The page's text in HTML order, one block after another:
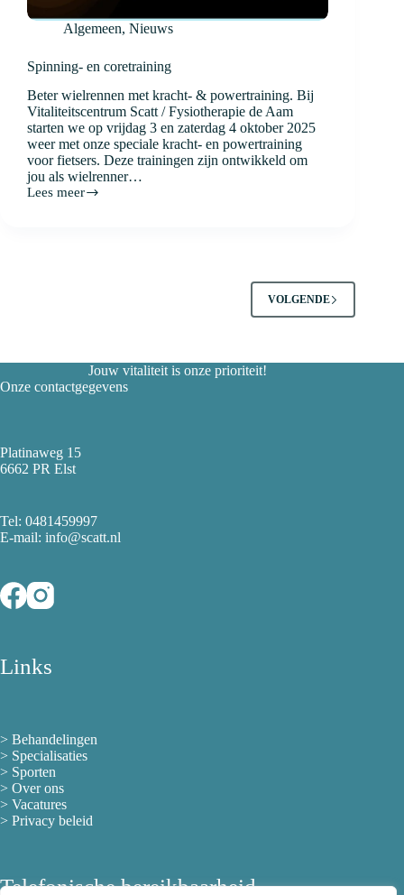
Algemeen, Nieuws
Spinning- en coretraining
Beter wielrennen met kracht- & powertraining. Bij
Vitaliteitscentrum Scatt / Fysiotherapie de Aam
starten we op vrijdag 3 en zaterdag 4 oktober 2025
weer met onze speciale kracht- en powertraining
voor fietsers. Deze trainingen zijn ontwikkeld om
jou als wielrenner…
Lees meer
Spinning-
VOLGENDE
Jouw vitaliteit is onze prioriteit!
Onze contactgegevens
Platinaweg 15
6662 PR Elst
Tel: 0481459997
E-mail: info@scatt.nl
Links
> Behandelingen
> Specialisaties
> Sporten
> Over ons
> Vacatures
> Privacy beleid
Telefonische bereikbaarheid